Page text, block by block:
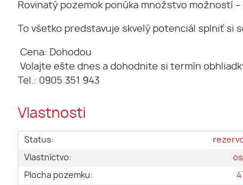
Rovinatý pozemok ponúka množstvo možností
To všetko predstavuje skvelý potenciál splniť
Cena: Dohodou
Volajte ešte dnes a dohodnite si termín
Tel.: 0905 351 943
Vlastnosti
Status:
Vlastníctvo:
Plocha pozemku: